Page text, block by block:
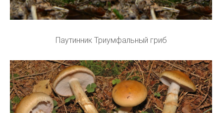
Паутинник Триумфальный гриб